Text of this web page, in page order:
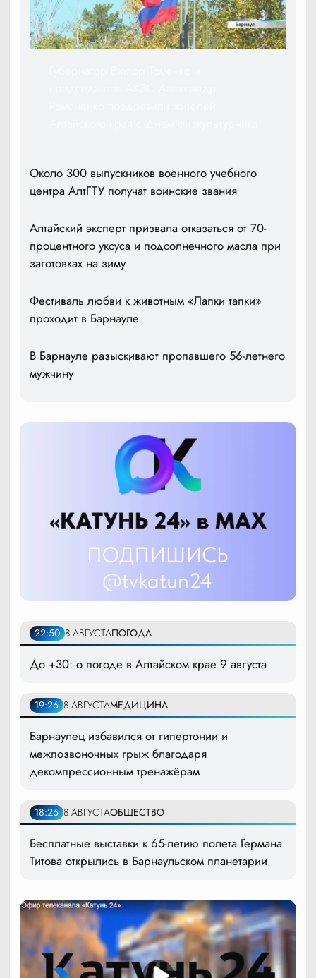
Около 300 выпускников военного учебного
центра АлтГТУ получат воинские звания
Алтайский эксперт призвала отказаться от 70-
процентного уксуса и подсолнечного масла при
заготовках на зиму
Фестиваль любви к животным «Лапки тапки»
проходит в Барнауле
В Барнауле разыскивают пропавшего 56-летнего
мужчину
22:50 8 АВГУСТАПОГОДА
До +30: о погоде в Алтайском крае 9 августа
19:26 8 АВГУСТАМЕДИЦИНА
Барнаулец избавился от гипертонии и
межпозвоночных грыж благодаря
декомпрессионным тренажёрам
18:26 8 АВГУСТАОБЩЕСТВО
Бесплатные выставки к 65-летию полета Германа
Титова открылись в Барнаульском планетарии